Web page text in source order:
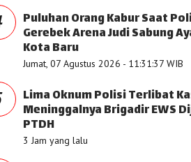
Puluhan Orang Kabur Saat
Gerebek Arena Judi Sabung
Kota Baru
Jumat, 07 Agustus 2026 - 11:31:37 WIB
Lima Oknum Polisi Terlibat
Meninggalnya Brigadir EWS
PTDH
3 Jam yang lalu